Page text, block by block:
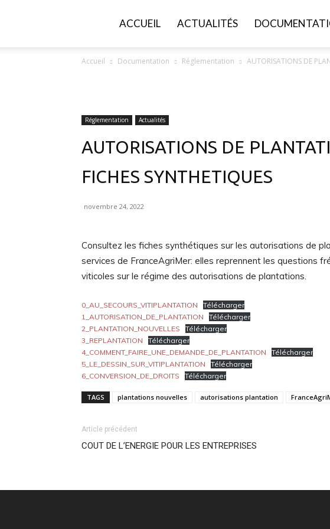
ACCUEIL ACTUALITÉS
Accueil Documentation Réglementation AUTORISATIONS DE
Réglementation Actualités
AUTORISATIONS DE
FICHES SYNTHETIQUES
novembre 24, 2022
Consultez les fiches synthétiques sur les autorisations de
services de FranceAgriMer: elles reprennent les questions
viticoles sur le régime des autorisations de plantations.
0_AU_SECOURS_VITIPLANTATION
Télécharger
1_AUTORISATION_DE_PLANTATION
Télécharger
2_PLANTATION_NOUVELLES
Télécharger
3_REPLANTATION
Télécharger
4_COMMENT_FAIRE_UNE_DEMANDE_DE_PLANTATION
Télécharger
5_LE_DESSIN_SUR_VITIPLANTATION
Télécharger
6_CONVERSION_DE_DROITS
Télécharger
TAGS plantations nouvelles autorisations plantation
Article précédent
COUT DE L’ENERGIE POUR LES ENTREPRISES